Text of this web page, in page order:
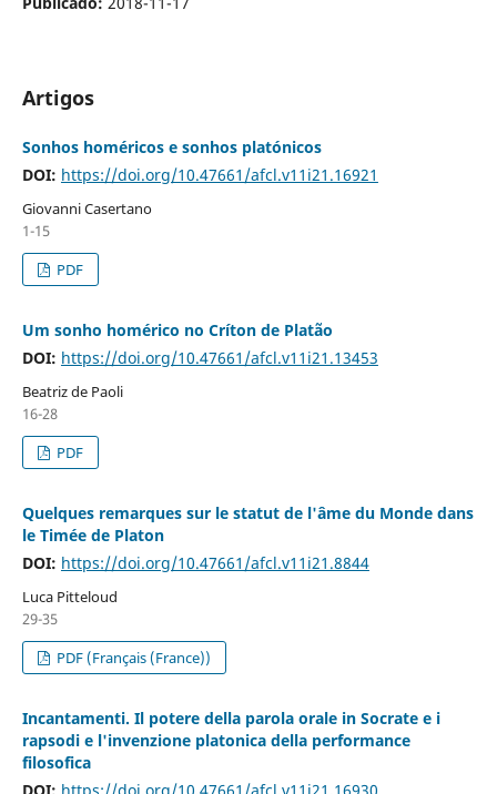
Artigos
Sonhos homéricos e sonhos platónicos
DOI: https://doi.org/10.47661/afcl.v11i21.16921
Giovanni Casertano
1-15
PDF
Um sonho homérico no Críton de Platão
DOI: https://doi.org/10.47661/afcl.v11i21.13453
Beatriz de Paoli
16-28
PDF
Quelques remarques sur le statut de l'âme du Monde dans
le Timée de Platon
DOI: https://doi.org/10.47661/afcl.v11i21.8844
Luca Pitteloud
29-35
PDF (Français (France))
Incantamenti. Il potere della parola orale in Socrate e i
rapsodi e l'invenzione platonica della performance
filosofica